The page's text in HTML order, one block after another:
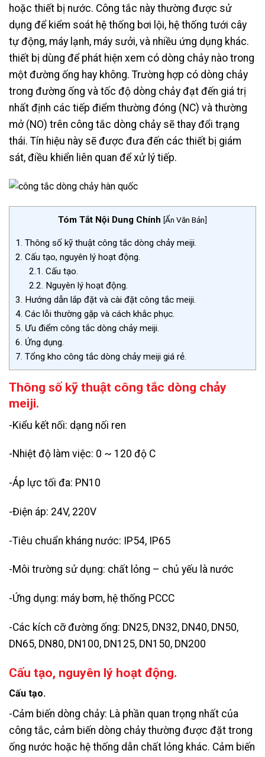
hoặc thiết bị nước. Công tắc này thường được sử
dụng để kiểm soát hệ thống bơi lội, hệ thống tưới cây
tự động, máy lạnh, máy sưởi, và nhiều ứng dụng khác.
thiết bị dùng để phát hiện xem có dòng chảy nào trong
một đường ống hay không. Trường hợp có dòng chảy
trong đường ống và tốc độ dòng chảy đạt đến giá trị
nhất định các tiếp điểm thường đóng (NC) và thường
mở (NO) trên công tắc dòng chảy sẽ thay đổi trạng
thái. Tín hiệu này sẽ được đưa đến các thiết bị giám
sát, điều khiển liên quan để xử lý tiếp.
Tóm Tắt Nội Dung Chính [Ẩn Văn Bản]
1. Thông số kỹ thuật công tắc dòng chảy meiji.
2. Cấu tạo, nguyên lý hoạt động.
2.1. Cấu tạo.
2.2. Nguyên lý hoạt động.
3. Hướng dẫn lắp đặt và cài đặt công tắc meiji.
4. Các lỗi thường gặp và cách khắc phục.
5. Ưu điểm công tắc dòng chảy meiji.
6. Ứng dụng.
7. Tổng kho công tắc dòng chảy meiji giá rẻ.
Thông số kỹ thuật công tắc dòng chảy
meiji.
-Kiểu kết nối: dạng nối ren
-Nhiệt độ làm việc: 0 ~ 120 độ C
-Áp lực tối đa: PN10
-Điện áp: 24V, 220V
-Tiêu chuẩn kháng nước: IP54, IP65
-Môi trường sử dụng: chất lỏng – chủ yếu là nước
-Ứng dụng: máy bơm, hệ thống PCCC
-Các kích cỡ đường ống: DN25, DN32, DN40, DN50,
DN65, DN80, DN100, DN125, DN150, DN200
Cấu tạo, nguyên lý hoạt động.
Cấu tạo.
-Cảm biến dòng chảy: Là phần quan trọng nhất của
công tắc, cảm biến dòng chảy thường được đặt trong
ống nước hoặc hệ thống dẫn chất lỏng khác. Cảm biến